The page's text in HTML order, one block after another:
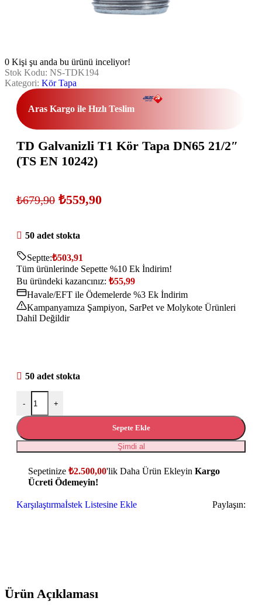
0 Kişi şu anda bu ürünü inceliyor!
Stok Kodu: NS-TDK194
Kategori: Kör Tapa
Aras Kargo ile Hızlı Teslim
TD Galvanizli T1 Kör Tapa DN65 21/2″
(TS EN 10242)
₺679,90 ₺559,90
50 adet stokta
Septte:₺503,91
Tüm ürünlerinde Sepette %10 Ek İndirim!
Bu üründeki kazancınız: ₺55,99
Havale/EFT ile Ödemelerde %3 Ek İndirim
Kampanyamıza Şampiyon, SarPet ve Molykote Ürünleri
Dahil Değildir
50 adet stokta
- +
Sepete Ekle
Şimdi al
Sepetinize ₺2.500,00'lik Daha Ürün Ekleyin Kargo
Ücreti Ödemeyin!
Karşılaştırmaİstek Listesine Ekle Paylaşın:
Ürün Açıklaması